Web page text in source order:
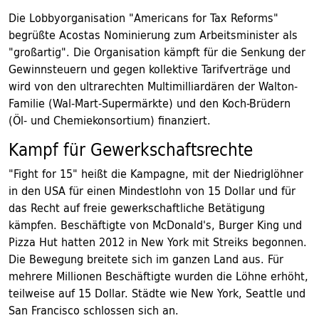
Die Lobbyorganisation "Americans for Tax Reforms"
begrüßte Acostas Nominierung zum Arbeitsminister als
"großartig". Die Organisation kämpft für die Senkung der
Gewinnsteuern und gegen kollektive Tarifverträge und
wird von den ultrarechten Multimilliardären der Walton-
Familie (Wal-Mart-Supermärkte) und den Koch-Brüdern
(Öl- und Chemiekonsortium) finanziert.
Kampf für Gewerkschaftsrechte
"Fight for 15" heißt die Kampagne, mit der Niedriglöhner
in den USA für einen Mindestlohn von 15 Dollar und für
das Recht auf freie gewerkschaftliche Betätigung
kämpfen. Beschäftigte von McDonald's, Burger King und
Pizza Hut hatten 2012 in New York mit Streiks begonnen.
Die Bewegung breitete sich im ganzen Land aus. Für
mehrere Millionen Beschäftigte wurden die Löhne erhöht,
teilweise auf 15 Dollar. Städte wie New York, Seattle und
San Francisco schlossen sich an.